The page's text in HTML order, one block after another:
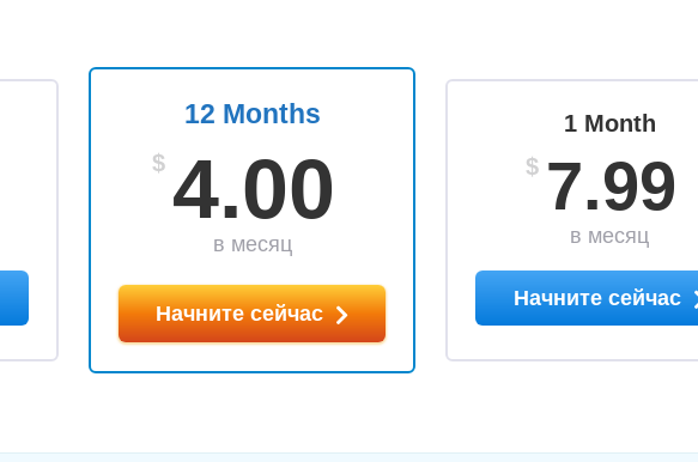
12 Months
$ 4.00
в месяц
Начните сейчас
1 Month
$ 7.99
в месяц
Начните сейчас